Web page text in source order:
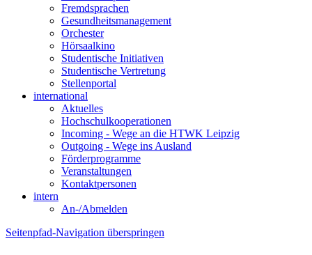
Fremdsprachen
Gesundheitsmanagement
Orchester
Hörsaalkino
Studentische Initiativen
Studentische Vertretung
Stellenportal
international
Aktuelles
Hochschulkooperationen
Incoming - Wege an die HTWK Leipzig
Outgoing - Wege ins Ausland
Förderprogramme
Veranstaltungen
Kontaktpersonen
intern
An-/Abmelden
Seitenpfad-Navigation überspringen